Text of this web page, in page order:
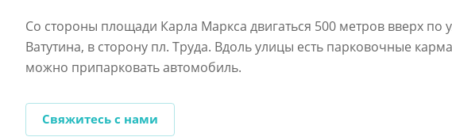
Со стороны площади Карла Маркса двигаться 500 метров вверх по
Ватутина, в сторону пл. Труда. Вдоль улицы есть парковочные
можно припарковать автомобиль.
Свяжитесь с нами